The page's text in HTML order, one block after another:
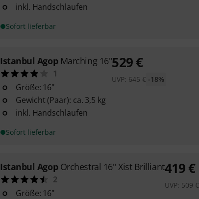
inkl. Handschlaufen
Sofort lieferbar
Istanbul Agop Marching 16"
1
Größe: 16"
Gewicht (Paar): ca. 3,5 kg
inkl. Handschlaufen
Sofort lieferbar
529€
UVP: 645 € -18%
Istanbul Agop Orchestral 16" Xist Brilliant
2
Größe: 16"
419€
UVP: 509 €